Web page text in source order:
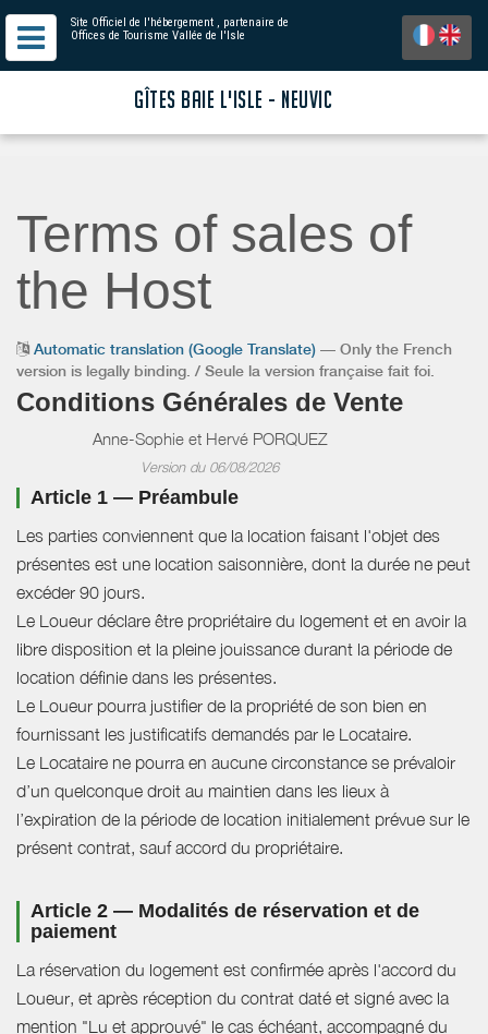
Site Officiel de l'hébergement , partenaire de
Offices de Tourisme Vallée de l'Isle
GÎTES BAIE L'ISLE - NEUVIC
Terms of sales of
the Host
Automatic translation (Google Translate) — Only the French
version is legally binding. / Seule la version française fait foi.
Conditions Générales de Vente
Anne-Sophie et Hervé PORQUEZ
Version du 06/08/2026
Article 1 — Préambule
Les parties conviennent que la location faisant l'objet des
présentes est une location saisonnière, dont la durée ne peut
excéder 90 jours.
Le Loueur déclare être propriétaire du logement et en avoir la
libre disposition et la pleine jouissance durant la période de
location définie dans les présentes.
Le Loueur pourra justifier de la propriété de son bien en
fournissant les justificatifs demandés par le Locataire.
Le Locataire ne pourra en aucune circonstance se prévaloir
d’un quelconque droit au maintien dans les lieux à
l’expiration de la période de location initialement prévue sur le
présent contrat, sauf accord du propriétaire.
Article 2 — Modalités de réservation et de
paiement
La réservation du logement est confirmée après l'accord du
Loueur, et après réception du contrat daté et signé avec la
mention "Lu et approuvé" le cas échéant, accompagné du